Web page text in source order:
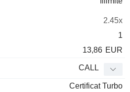
2.45x
1
13,86 EUR
CALL
Certificat Turbo